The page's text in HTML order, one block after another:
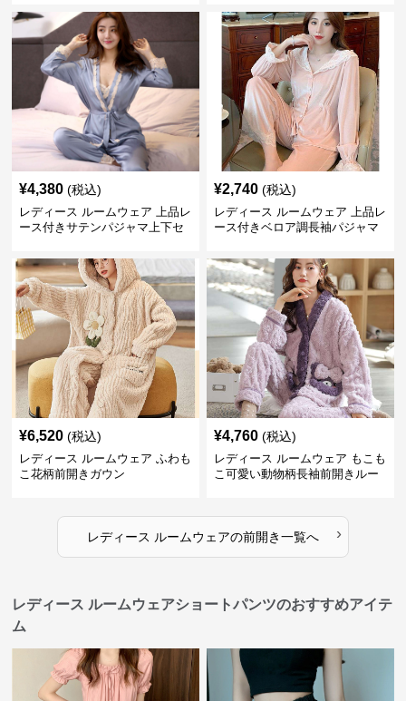
¥4,380 (税込)
レディース ルームウェア 上品レ
ース付きサテンパジャマ上下セ
¥2,740 (税込)
レディース ルームウェア 上品レ
ース付きベロア調長袖パジャマ
¥6,520 (税込)
レディース ルームウェア ふわも
こ花柄前開きガウン
¥4,760 (税込)
レディース ルームウェア もこも
こ可愛い動物柄長袖前開きルー
レディース ルームウェアの前開き一覧へ ›
レディース ルームウェアショートパンツのおすすめアイテ
ム